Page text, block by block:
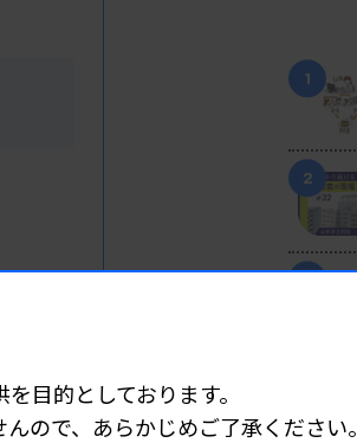
1
2
目的としております。
ので、あらかじめご了承ください。